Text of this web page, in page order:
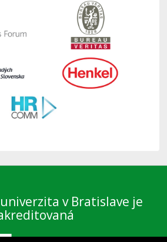
v Bratislave je